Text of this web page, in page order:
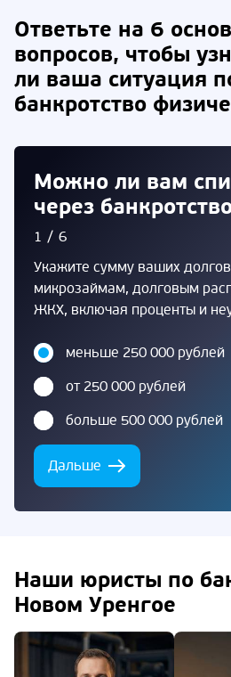
Ответьте на 6
вопросов, чтобы
ли ваша ситуация
банкротство
Можно ли вам
через
1/6
Укажите сумму ваших
микрозаймам, долговым
ЖКХ, включая проценты и
меньше 250 000 рублей
от 250 000 рублей
больше 500 000 рублей
Дальше
Наши юристы по
Новом Уренгое